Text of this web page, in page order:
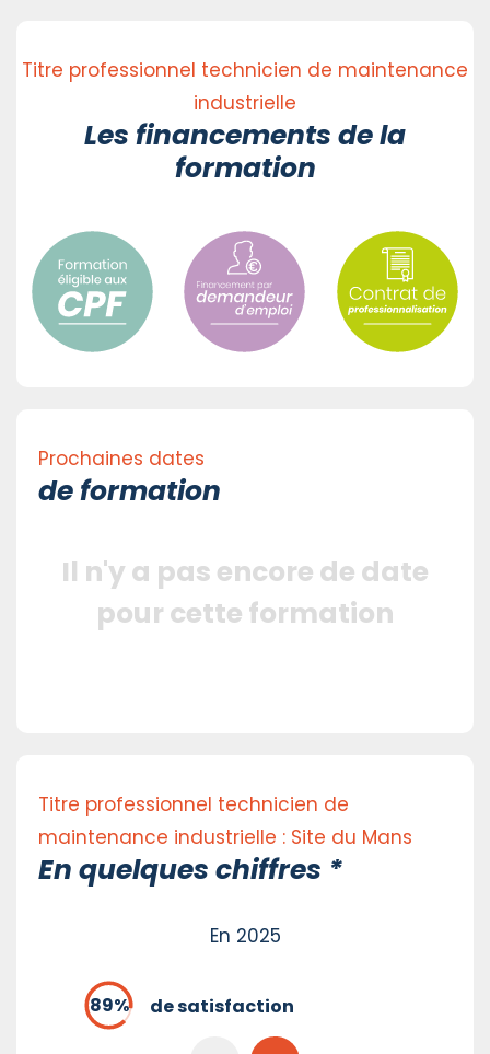
Titre professionnel technicien de maintenance
industrielle
Les financements de la
formation
Prochaines dates
de formation
Il n'y a pas encore de date
pour cette formation
Titre professionnel technicien de
maintenance industrielle : Site du Mans
En quelques chiffres *
En 2025
de satisfaction